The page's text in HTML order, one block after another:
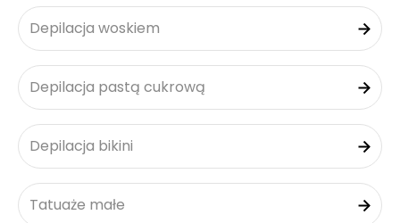
Depilacja woskiem
Depilacja pastą cukrową
Depilacja bikini
Tatuaże małe